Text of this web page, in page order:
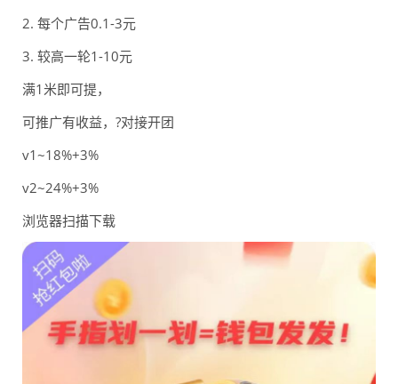
2. 每个广告0.1-3元
3. 较高一轮1-10元
满1米即可提，
可推广有收益，?对接开团
v1~18%+3%
v2~24%+3%
浏览器扫描下载